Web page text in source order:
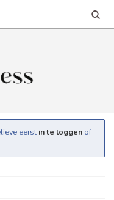
eerst in te loggen of